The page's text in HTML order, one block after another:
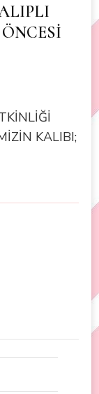
KALIBI;